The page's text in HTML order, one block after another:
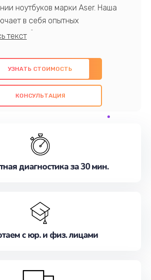
ноутбуков марки Aser. Наша
в себя опытных
с обширными знаниями и
и качественный ремонт с
оригинальных компонентов, а
качество всех
работ. Наша цель - предоставить
Не медлите записаться на
УЗНАТЬ СТОИМОСТЬ
КОНСУЛЬТАЦИЯ
диагностика за 30 мин.
с юр. и физ. лицами